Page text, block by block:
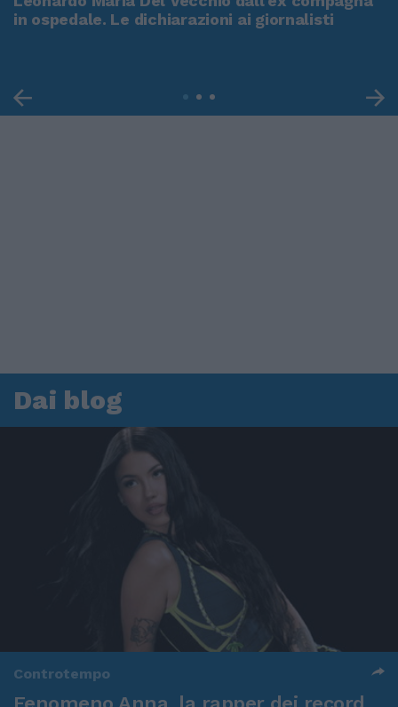
in ospedale. Le dichiarazioni ai giornalisti
Dai blog
Controtempo